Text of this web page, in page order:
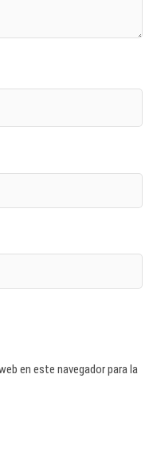
en este navegador para la